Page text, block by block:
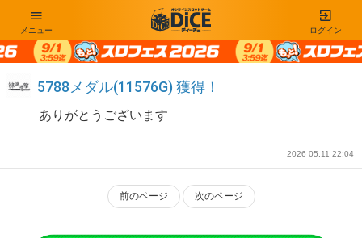
ログイン
メニュー
5788メダル(11576G) 獲得！
ありがとうございます
2026 05.11 22:04
前のページ 次のページ